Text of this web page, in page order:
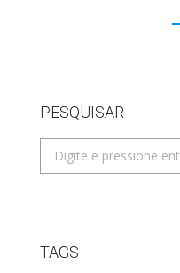
PESQUISAR
Search:
TAGS